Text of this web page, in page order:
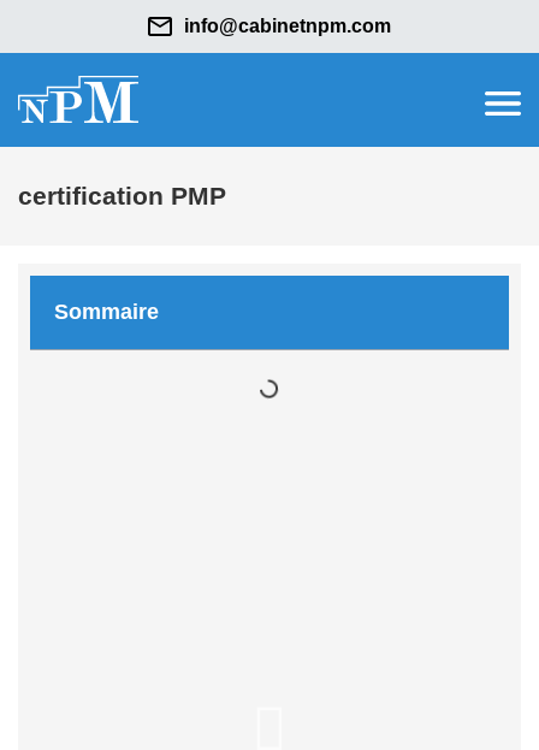
info@cabinetnpm.com
certification PMP
Sommaire